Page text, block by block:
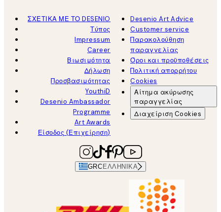
ΣΧΕΤΙΚΑ ΜΕ ΤΟ DESENIO
Τύπος
Impressum
Career
Βιωσιμότητα
Δήλωση
Προσβασιμότητας
YouthiD
Desenio Ambassador
Programme
Art Awards
Είσοδος (Επιχείρηση)
Desenio Art Advice
Customer service
Παρακολούθηση
παραγγελίας
Όροι και προϋποθέσεις
Πολιτική απορρήτου
Cookies
Αίτημα ακύρωσης
παραγγελίας
Διαχείριση Cookies
GRC ΕΛΛΗΝΙΚΆ